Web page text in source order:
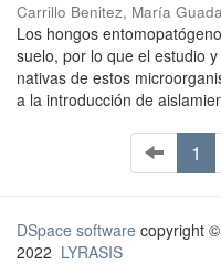
Carrillo Benitez, María
Los hongos
suelo, por lo que el estudio
nativas de estos
a la introducción de
1
DSpace software copyright
2022 LYRASIS